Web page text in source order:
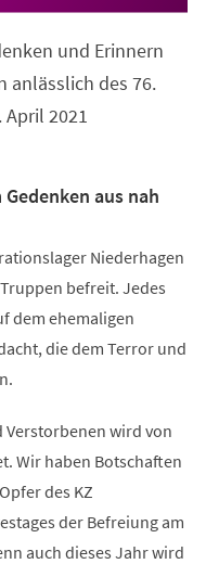
und Erinnern
anlässlich des 76.
2021
aus nah
Niederhagen
befreit. Jedes
dem ehemaligen
die dem Terror und
Verstorbenen wird von
Wir haben Botschaften
des KZ
der Befreiung am
auch dieses Jahr wird